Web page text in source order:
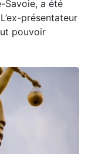
Savoie, a été
présentateur
pouvoir